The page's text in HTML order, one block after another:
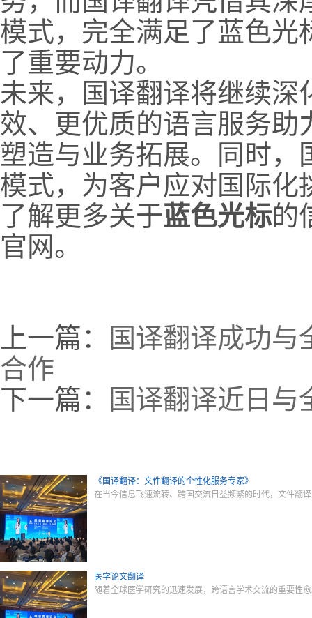
模式，完全满足了蓝色光
了重要动力。
未来，国译翻译将继续
效、更优质的语言服务助
塑造与业务拓展。同时，
模式，为客户应对国际化
了解更多关于蓝色光标的
官网。
上一篇：
国译翻译成功与
合作
下一篇：
国译翻译近日与
《国译翻译：文件翻译的个性化服务专家》
在当今信息飞速流转、跨国交流日益频繁的时代，文件翻
医学论文翻译
随着全球医学研究的迅速发展，跨语言学术交流的重要性